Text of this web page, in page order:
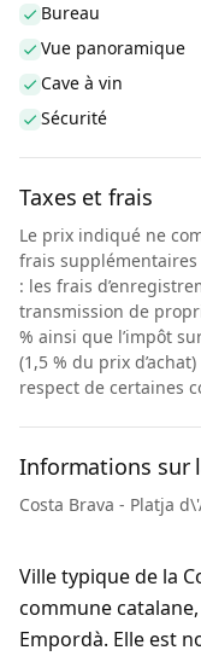
Bureau
Vue panoramique
Cave à vin
Sécurité
Taxes et frais
Le prix indiqué ne
frais supplémentaires
: les frais
transmission de
% ainsi que l’impôt
(1,5 % du prix
respect de certaines
Informations sur
Costa Brava - Platja
Ville typique de la
commune
Empordà. Elle est